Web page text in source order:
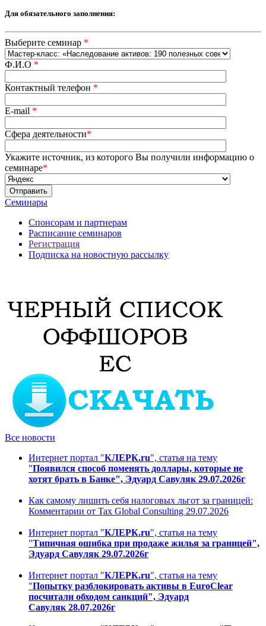
Для обязательного заполнения:
Выберите семинар *
Ф.И.О *
Контактный телефон *
E-mail *
Сфера деятельности*
Укажите источник, из которого Вы получили информацию о
семинаре*
Семинары
Спонсорам и партнерам
Расписание семинаров
Регистрация
Подписка на новостную рассылку
Все новости
Интернет портал "КЛЕРК.ru", статья на тему
"Появился способ поменять доллары, которые не
хотят брать в Банке", Эдуард Савуляк 29.07.2026г
Как самому лишить себя налоговых льгот за границей:
Комментарии от Tax Global Consulting 29.07.2026
Интернет портал "КЛЕРК.ru", статья на тему
"Типичная ошибка при продаже жилья за границей",
Эдуард Савуляк 29.07.2026г
Интернет портал "КЛЕРК.ru", статья на тему
"Попытку разблокировать активы в EuroClear
посчитали обходом санкций", Эдуард
Савуляк 28.07.2026г